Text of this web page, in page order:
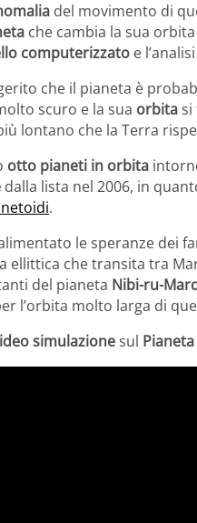
del movimento di
che cambia la sua
computerizzato e
che il pianeta è
scuro e la sua orbitasi
lontano che la Terra
otto pianeti in orbita
dalla lista nel 2006, in
.
le speranze dei
ellittica che transita tra
del pianeta Nibi-ru-
l’orbita molto larga di
simulazionesul